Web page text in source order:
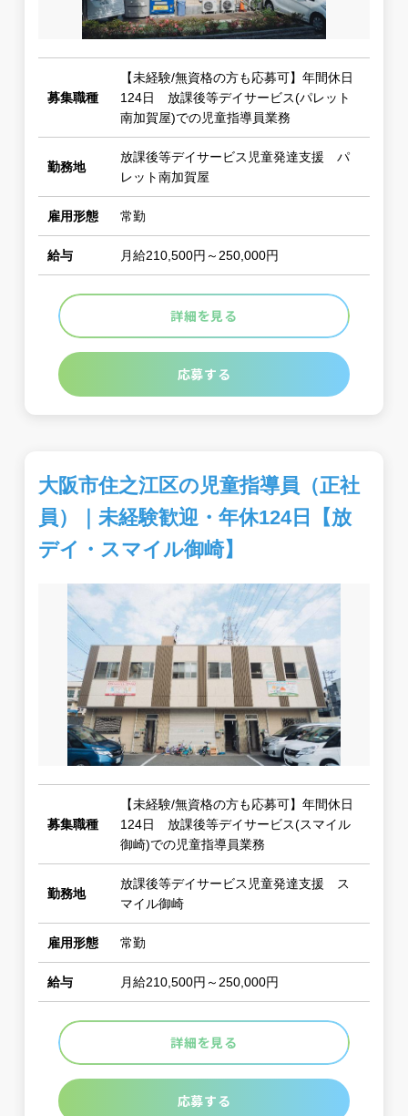
募集職種
【未経験/無資格の方も応募可】年間休日
124日 放課後等デイサービス(パレット
南加賀屋)での児童指導員業務
勤務地
放課後等デイサービス児童発達支援 パ
レット南加賀屋
雇用形態 常勤
給与 月給210,500円～250,000円
詳細を見る
応募する
大阪市住之江区の児童指導員（正社
員）｜未経験歓迎・年休124日【放
デイ・スマイル御崎】
募集職種
【未経験/無資格の方も応募可】年間休日
124日 放課後等デイサービス(スマイル
御崎)での児童指導員業務
勤務地
放課後等デイサービス児童発達支援 ス
マイル御崎
雇用形態 常勤
給与 月給210,500円～250,000円
詳細を見る
応募する